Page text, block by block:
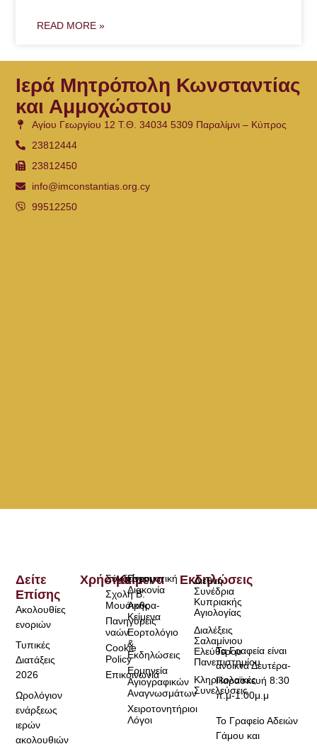
READ MORE »
Ιερά Μητρόπολη Κωνσταντίας
και Αμμοχώστου
Αγίου Γεωργίου 12 Τ.Θ. 34034 5309 Παραλίμνι – Κύπρος
23812444
23812450
info@imconstantias.org.cy
99512250
Τα Γραφεία είναι
ανοικτά Δευτέρα-
Παρασκευή 8:30
π.μ-1:00μ.μ
Το Γραφείο Αδειών
Γάμου και
Χρήσιμα
Σύνδεσμοι
Σχολή Β.
Μουσικής
Πανηγύρεις
ναών
Cookie
Policy
Επικοινωνία
Κείμενα
Πνευματική
Διακονία
Άρθρα-
Κείμενα
Εορτολόγιο
&
Εκδηλώσεις
Ερμηνεία
Αγιογραφικών
Αναγνωσμάτων
Χειροτονητήριοι
Λόγοι
Δείτε
Επίσης
Ακολουθίες
ενοριών
Τυπικές
Διατάξεις
2026
Ωρολόγιον
ενάρξεως
ιερών
ακολουθιών
Εκδηλώσεις
Διεθνή
Συνέδρια
Κυπριακής
Αγιολογίας
Διαλέξεις
Σαλαμίνιου
Ελεύθερου
Πανεπιστημίου
Κληρικολαϊκές
Συνελεύσεις